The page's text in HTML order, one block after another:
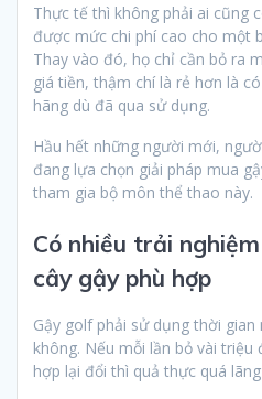
Thực tế thì không phải ai cũng
được mức chi phí cao cho một
Thay vào đó, họ chỉ cần bỏ ra
giá tiền, thậm chí là rẻ hơn là
hãng dù đã qua sử dụng.
Hầu hết những người mới,
đang lựa chọn giải pháp mua
tham gia bộ môn thể thao này.
Có nhiều trải
cây gậy phù hợp
Gậy golf phải sử dụng thời
không. Nếu mỗi lần bỏ vài triệu
hợp lại đổi thì quả thực quá